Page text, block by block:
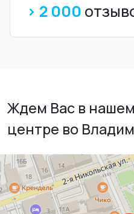
> 2 000
Ждем Вас в
центре во